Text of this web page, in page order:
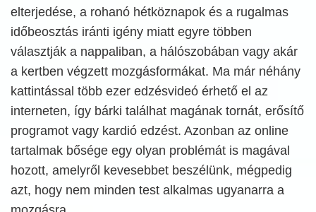
elterjedése, a rohanó hétköznapok és a rugalmas
időbeosztás iránti igény miatt egyre többen
választják a nappaliban, a hálószobában vagy akár
a kertben végzett mozgásformákat. Ma már néhány
kattintással több ezer edzésvideó érhető el az
interneten, így bárki találhat magának tornát, erősítő
programot vagy kardió edzést. Azonban az online
tartalmak bősége egy olyan problémát is magával
hozott, amelyről kevesebbet beszélünk, mégpedig
azt, hogy nem minden test alkalmas ugyanarra a